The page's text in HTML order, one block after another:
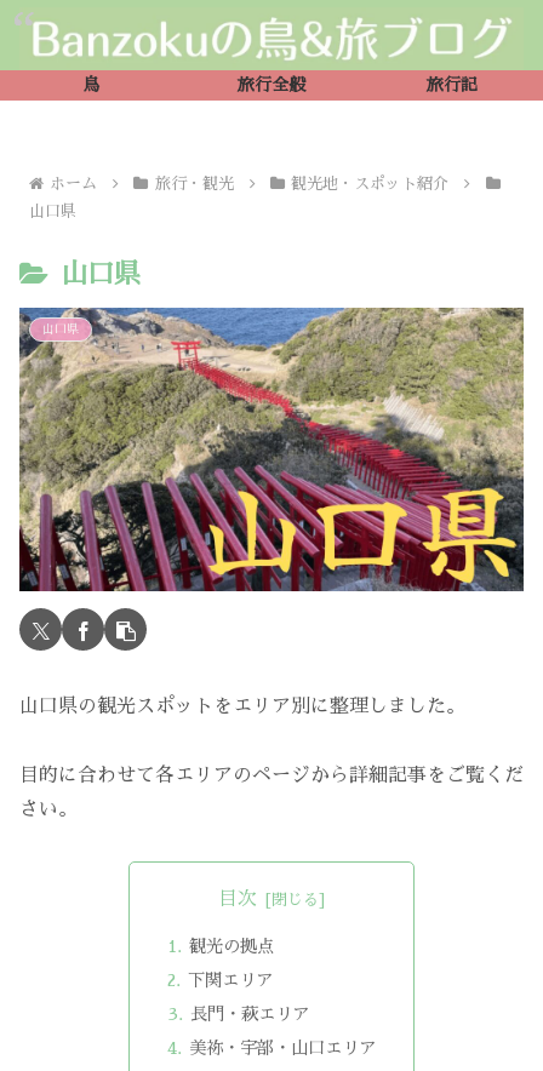
鳥 旅行全般 旅行記
ホーム 旅行・観光
観光地・スポット紹介
山口県
山口県
山口県
山口県の観光スポットをエリア別に整理しました。
目的に合わせて各エリアのページから詳細記事をご覧くだ
さい。
目次
観光の拠点
下関エリア
長門・萩エリア
美祢・宇部・山口エリア